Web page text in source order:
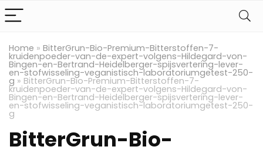
Home » BitterGrun-Bio-Premium-Bitterstoffen-7-
kruidenpoeder-van-de-expert-volgens-Hildegard-von-
Bingen-en-Bertrand-Heidelberger-spijsvertering-lever-
en-stofwisseling-veganistisch-laboratoriumgetest-250-
g » BitterGrun-Bio-Premium-Bitterstoffen-7-
kruidenpoeder-van-de-expert-volgens-Hildegard-von-
Bingen-en-Bertrand-Heidelberger-spijsvertering-lever-
en-stofwisseling-veganistisch-laboratoriumgetest-250-
g
BitterGrun-Bio-